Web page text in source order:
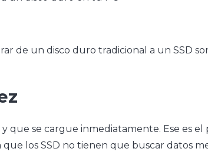
de un disco duro tradicional a un SSD
que se cargue inmediatamente. Ese es
que los SSD no tienen que buscar datos